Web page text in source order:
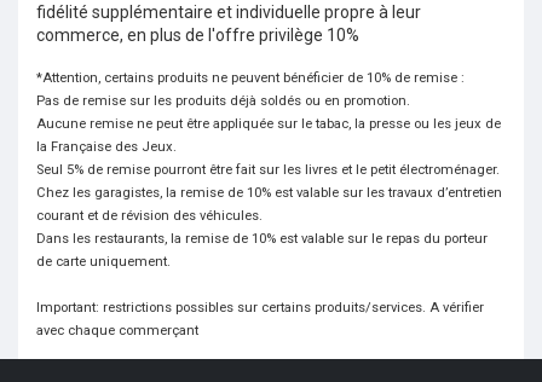
fidélité supplémentaire et individuelle propre à leur
commerce, en plus de l'offre privilège 10%
*Attention, certains produits ne peuvent bénéficier de 10% de remise :
Pas de remise sur les produits déjà soldés ou en promotion.
Aucune remise ne peut être appliquée sur le tabac, la presse ou les jeux de
la Française des Jeux.
Seul 5% de remise pourront être fait sur les livres et le petit électroménager.
Chez les garagistes, la remise de 10% est valable sur les travaux d’entretien
courant et de révision des véhicules.
Dans les restaurants, la remise de 10% est valable sur le repas du porteur
de carte uniquement.
Important: restrictions possibles sur certains produits/services. A vérifier
avec chaque commerçant